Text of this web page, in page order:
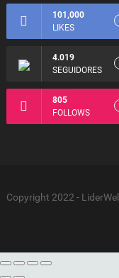
101,000
LIKES
4.019
SEGUIDORES
805
FOLLOWS
Copyright 2022 -